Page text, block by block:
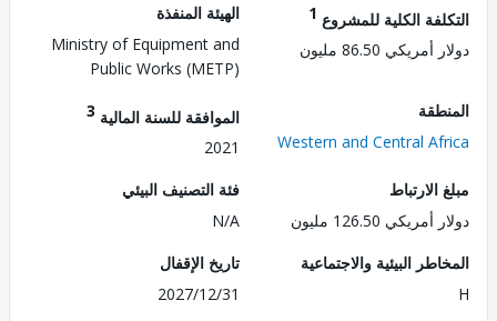
الكلية للمشروع1
86.50 مليون
الهيئة المنفذة
Ministry of Equipment and
Public Works (METP)
Western and Central
الموافقة للسنة المالية3
2021
126.50 مليون
فئة التصنيف البيئي
N/A
البيئية والاجتماعية
تاريخ الإقفال
2027/12/31